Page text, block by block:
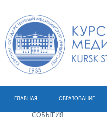
ГЛАВНАЯ ОБРАЗОВАНИЕ
СОБЫТИЯ